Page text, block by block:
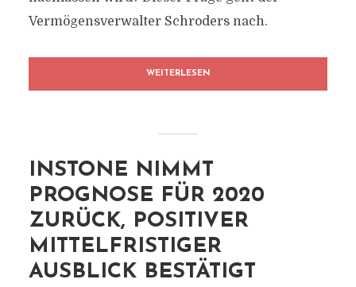
Vermögensverwalter Schroders nach.
WEITERLESEN
INSTONE NIMMT
PROGNOSE FÜR 2020
ZURÜCK, POSITIVER
MITTELFRISTIGER
AUSBLICK BESTÄTIGT